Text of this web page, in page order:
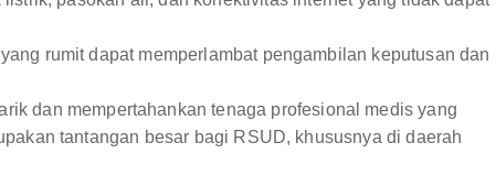
rumit dapat memperlambat pengambilan keputusan dan
dan mempertahankan tenaga profesional medis yang
tantangan besar bagi RSUD, khususnya di daerah